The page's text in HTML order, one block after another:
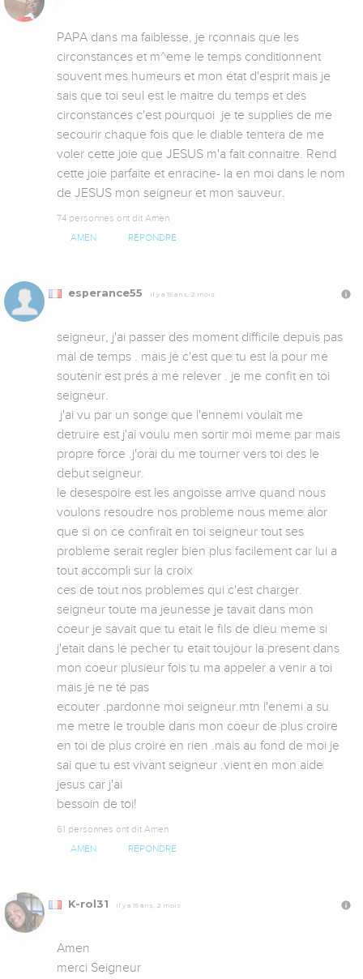
PAPA dans ma faiblesse, je rconnais que les
circonstances et m^eme le temps conditionnent
souvent mes humeurs et mon état d'esprit mais je
sais que toi seul est le maitre du temps et des
circonstances c'est pourquoi  je te supplies de me
secourir chaque fois que le diable tentera de me
voler cette joie que JESUS m'a fait connaitre. Rend
cette joie parfaite et enracine- la en moi dans le nom
de JESUS mon seigneur et mon sauveur.
74 personnes ont dit Amen
AMEN RÉPONDRE
esperance55 Il y a 15 ans, 2 mois
seigneur, j'ai passer des moment difficile depuis pas
mal de temps . mais je c'est que tu est la pour me
soutenir est prés a me relever . je me confit en toi
seigneur.
detruire est j'ai voulu men sortir moi meme par mais
propre force .j'orai du me tourner vers toi des le
debut seigneur.
le desespoire est les angoisse arrive quand nous
voulons resoudre nos probleme nous meme alor
que si on ce confirait en toi seigneur tout ses
probleme serait regler bien plus facilement car lui a
tout accompli sur la croix
ces de tout nos problemes qui c'est charger.
seigneur toute ma jeunesse je tavait dans mon
coeur je savait que tu etait le fils de dieu meme si
j'etait dans le pecher tu etait toujour la present dans
mon coeur plusieur fois tu ma appeler a venir a toi
mais je ne té pas
ecouter .pardonne moi seigneur.mtn l'enemi a su
me metre le trouble dans mon coeur de plus croire
en toi de plus croire en rien .mais au fond de moi je
sai que tu est vivant seigneur .vient en mon aide
jesus car j'ai
bessoin de toi!
61 personnes ont dit Amen
AMEN RÉPONDRE
K-rol31 Il y a 15 ans, 2 mois
Amen
merci Seigneur